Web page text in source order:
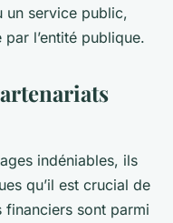
un service public,
l’entité publique.
indéniables, ils
qu’il est crucial de
financiers sont parmi